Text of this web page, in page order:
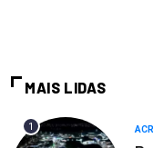
MAIS LIDAS
1